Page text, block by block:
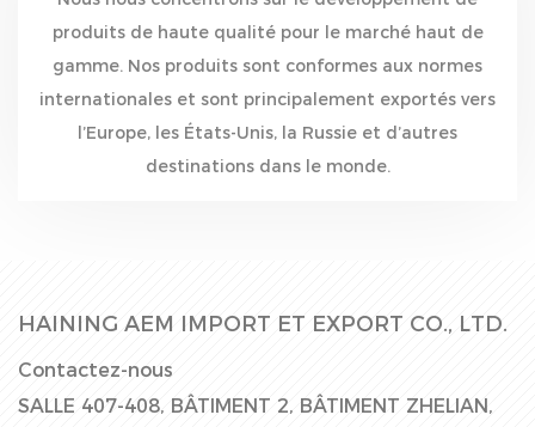
produits de haute qualité pour le marché haut de
gamme. Nos produits sont conformes aux normes
internationales et sont principalement exportés vers
l’Europe, les États-Unis, la Russie et d’autres
destinations dans le monde.
HAINING AEM IMPORT ET EXPORT CO., LTD.
Contactez-nous
SALLE 407-408, BÂTIMENT 2, BÂTIMENT ZHELIAN,